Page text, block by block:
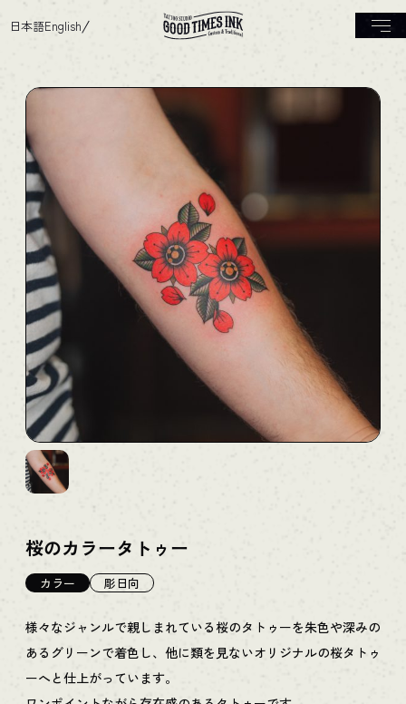
日本語English
桜のカラータトゥー
カラー 彫日向
様々なジャンルで親しまれている桜のタトゥーを朱色や深みの
あるグリーンで着色し、他に類を見ないオリジナルの桜タトゥ
ーへと仕上がっています。